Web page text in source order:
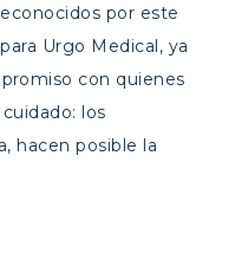
por este
Urgo Medical, ya
con quienes
los
hacen posible la